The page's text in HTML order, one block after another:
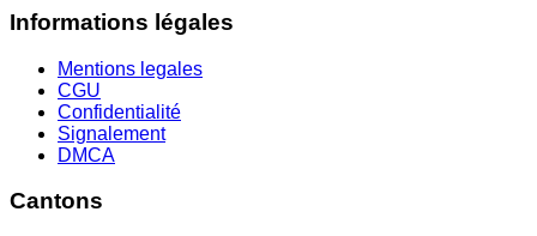
Informations légales
Mentions legales
CGU
Confidentialité
Signalement
DMCA
Cantons